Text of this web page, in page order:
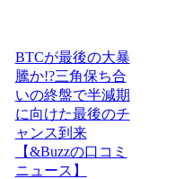
BTCが最後の大暴
騰か!?三角保ち合
いの終盤で半減期
に向けた最後のチ
ャンス到来
【&Buzzの口コミ
ニュース】